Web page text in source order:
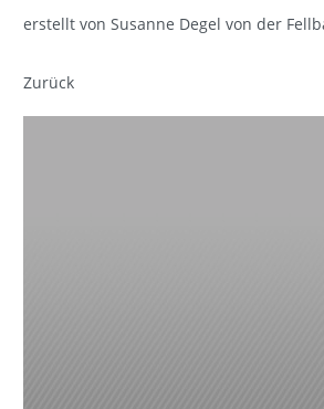
erstellt von Susanne Degel von der
Zurück